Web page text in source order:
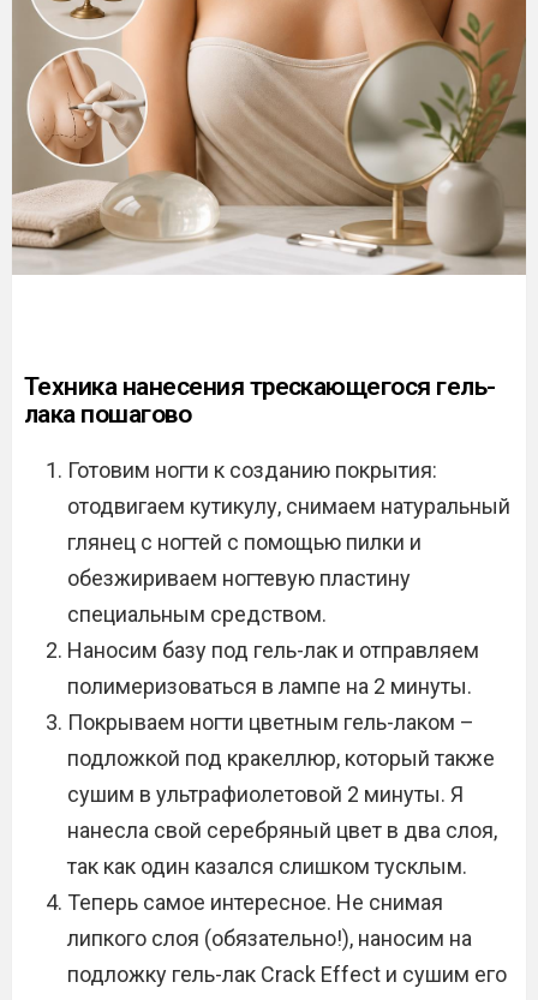
Техника нанесения трескающегося гель-
лака пошагово
Готовим ногти к созданию покрытия:
отодвигаем кутикулу, снимаем натуральный
глянец с ногтей с помощью пилки и
обезжириваем ногтевую пластину
специальным средством.
Наносим базу под гель-лак и отправляем
полимеризоваться в лампе на 2 минуты.
Покрываем ногти цветным гель-лаком –
подложкой под кракеллюр, который также
сушим в ультрафиолетовой 2 минуты. Я
нанесла свой серебряный цвет в два слоя,
так как один казался слишком тусклым.
Теперь самое интересное. Не снимая
липкого слоя (обязательно!), наносим на
подложку гель-лак Crack Effect и сушим его